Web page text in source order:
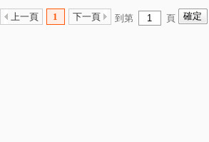
上一頁 1 下一頁 到第 頁